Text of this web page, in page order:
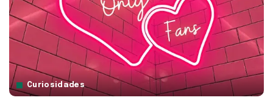
Curiosidades